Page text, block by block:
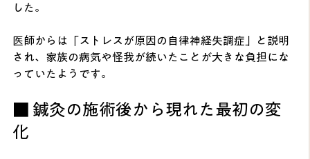
した。
医師からは「ストレスが原因の自律神経失調症」と説明
され、家族の病気や怪我が続いたことが大きな負担にな
っていたようです。
■ 鍼灸の施術後から現れた最初の変
化